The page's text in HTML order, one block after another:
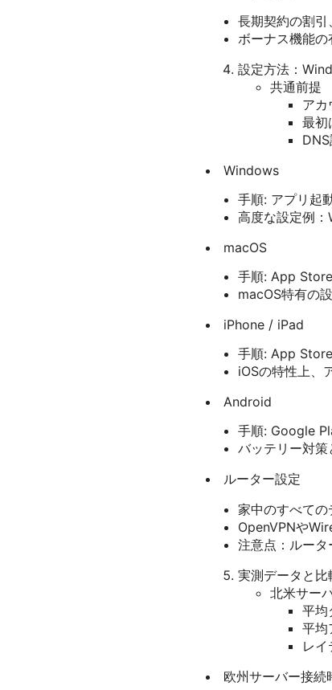
長期契約の割
ボーナス機能の
設定方法：
共通前提
アカ
最初
Windows
手順: アプリ起
高度な設定例
macOS
手順: App
macOS特有の
iPhone / iPad
手順: App
iOSの特性上、
Android
手順: Google
バッテリー対
ルーター設定
家中のすべて
OpenVPNや
注意点：ルー
実測データと比
北米サー
平均
平均
レ
欧州サーバー接続